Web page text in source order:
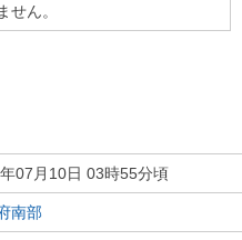
せん。
07月10日 03時55分頃
南部